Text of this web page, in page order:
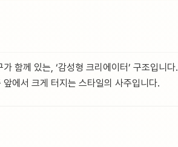
함께 있는, ‘감성형 크리에이터’ 구조입니다.
에서 크게 터지는 스타일의 사주입니다.